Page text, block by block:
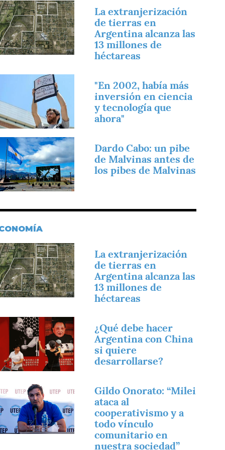
La extranjerización
de tierras en
Argentina alcanza las
13 millones de
héctareas
"En 2002, había más
inversión en ciencia
y tecnología que
ahora"
Dardo Cabo: un pibe
de Malvinas antes de
los pibes de Malvinas
La extranjerización
de tierras en
Argentina alcanza las
13 millones de
héctareas
¿Qué debe hacer
Argentina con China
si quiere
desarrollarse?
Gildo Onorato: “Milei
ataca al
cooperativismo y a
todo vínculo
comunitario en
nuestra sociedad”